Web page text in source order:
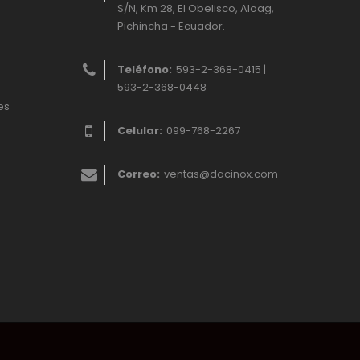
S/N, Km 28, El Obelisco, Aloag,
Pichincha - Ecuador.
Teléfono: 593-2-368-0415 |
593-2-368-0448
Celular: 099-768-2267
Correo: ventas@dacinox.com